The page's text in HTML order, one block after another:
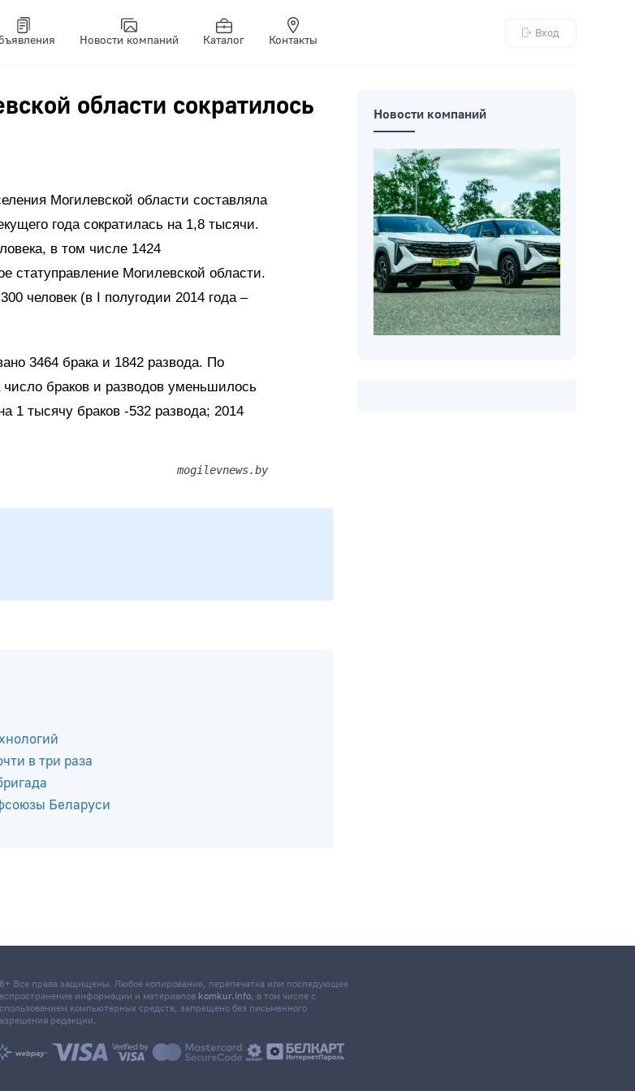
Новости компаний Каталог Контакты
Вход
области сократилось
Могилевской области составляла
года сократилась на 1,8 тысячи.
в том числе 1424
статуправление Могилевской области.
человек (в I полугодии 2014 года –
3464 брака и 1842 развода. По
браков и разводов уменьшилось
1 тысячу браков -532 развода; 2014
mogilevnews.by
Новости компаний
Все права защищены. Любое копирование, перепечатка или последующее
информации и материаловkomkur.info, в том числе с